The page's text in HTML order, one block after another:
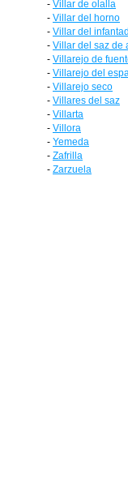
- Villar de olalla
- Villar del horno
- Villar del
- Villar del saz de
- Villarejo de
- Villarejo del
- Villarejo seco
- Villares del saz
- Villarta
- Villora
- Yemeda
- Zafrilla
- Zarzuela